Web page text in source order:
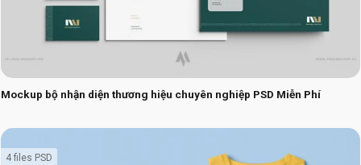
Mockup bộ nhận diện thương hiệu chuyên nghiệp PSD Miễn Phí
4 files PSD